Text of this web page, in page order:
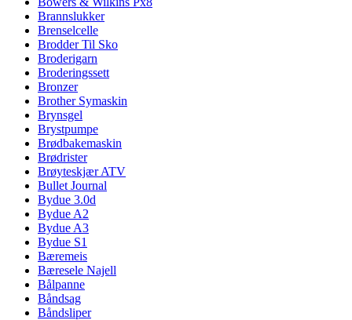
Brannslukker
Brenselcelle
Brodder Til Sko
Broderigarn
Broderingssett
Bronzer
Brother Symaskin
Brynsgel
Brystpumpe
Brødbakemaskin
Brødrister
Brøyteskjær ATV
Bullet Journal
Bydue 3.0d
Bydue A2
Bydue A3
Bydue S1
Bæremeis
Bæresele Najell
Bålpanne
Båndsag
Båndsliper